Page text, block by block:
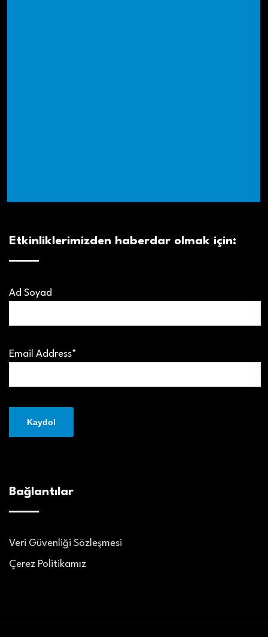
Etkinliklerimizden haberdar olmak için:
Ad Soyad
Email Address*
Bağlantılar
Veri Güvenliği Sözleşmesi
Çerez Politikamız